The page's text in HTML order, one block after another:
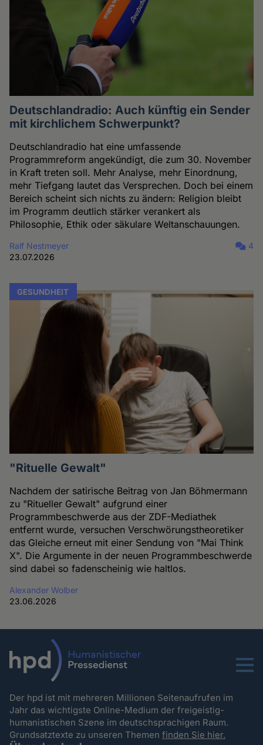
Deutschlandradio: Auch künftig ein Sender
mit kirchlichem Schwerpunkt?
Deutschlandradio hat eine umfassende
Programmreform angekündigt, die zum 30. November
in Kraft treten soll. Mehr Analyse, mehr Einordnung,
mehr Tiefgang lautet das Versprechen. Doch bei einem
Bereich scheint sich nichts zu ändern: Religion bleibt
im Programm deutlich stärker verankert als
Philosophie, Ethik oder säkulare Weltanschauungen.
Ralf Nestmeyer
23.07.2026
4
GESUNDHEIT
"Rituelle Gewalt"
Nachdem der satirische Beitrag von Jan Böhmermann
zu "Ritueller Gewalt" aufgrund einer
Programmbeschwerde aus der ZDF-Mediathek
entfernt wurde, versuchen Verschwörungstheoretiker
das Gleiche erneut mit einer Sendung von "Mai Think
X". Die Argumente in der neuen Programmbeschwerde
sind dabei so fadenscheinig wie haltlos.
Alexander Wolber
23.06.2026
Menu
Der hpd ist mit mehreren Millionen Seitenaufrufen im
Jahr das wichtigste Online-Medium der freigeistig-
humanistischen Szene im deutschsprachigen Raum.
Grundsatztexte zu unseren Themenfinden Sie hier.